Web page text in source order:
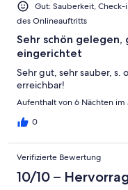
Gut: Sauberkeit,
des Onlineauftritts
Sehr schön
eingerichtet
Sehr gut, sehr sauber, s.
erreichbar!
Aufenthalt von 6 Nächten im
0
Verifizierte Bewertung
10/10 –